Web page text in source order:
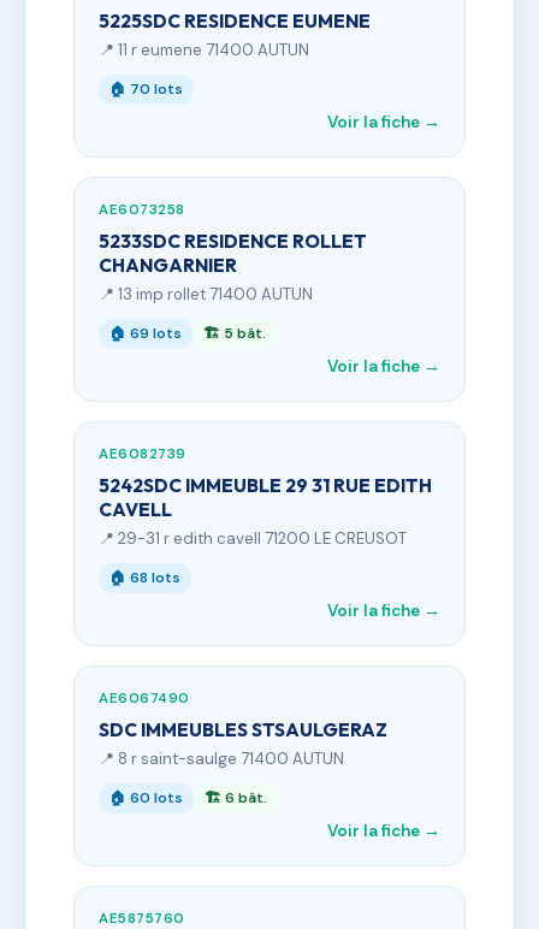
5225SDC RESIDENCE EUMENE
📍 11 r eumene 71400 AUTUN
🏠 70 lots
Voir la fiche →
AE6073258
5233SDC RESIDENCE ROLLET
CHANGARNIER
📍 13 imp rollet 71400 AUTUN
🏠 69 lots 🏗 5 bât.
Voir la fiche →
AE6082739
5242SDC IMMEUBLE 29 31 RUE EDITH
CAVELL
📍 29-31 r edith cavell 71200 LE CREUSOT
🏠 68 lots
Voir la fiche →
AE6067490
SDC IMMEUBLES STSAULGERAZ
📍 8 r saint-saulge 71400 AUTUN
🏠 60 lots 🏗 6 bât.
Voir la fiche →
AE5875760